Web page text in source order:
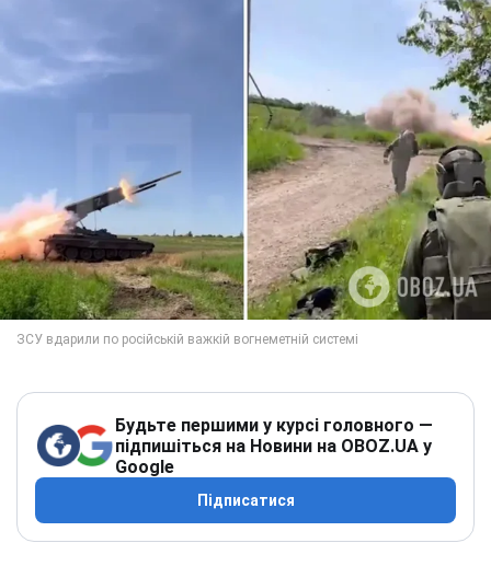
Будьте першими у курсі головного —
підпишіться на Новини на OBOZ.UA у
Google
Підписатися